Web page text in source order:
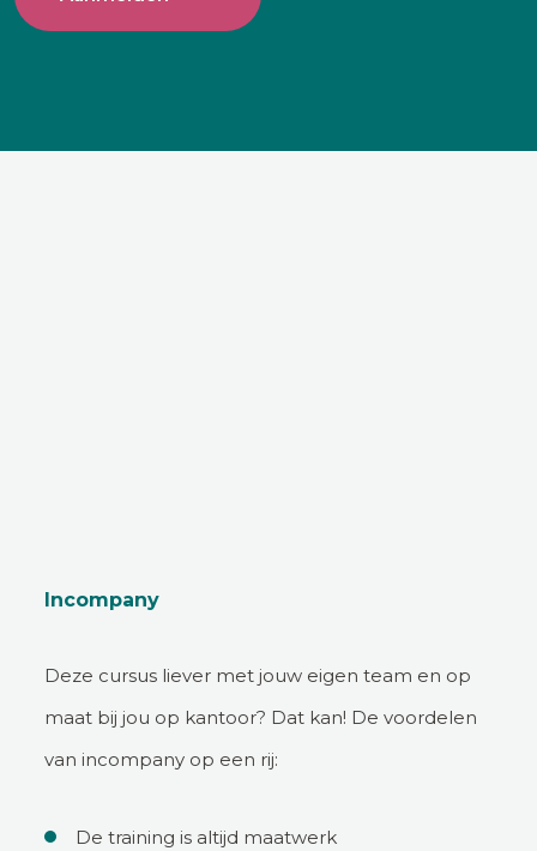
Incompany
Deze cursus liever met jouw eigen team en op
maat bij jou op kantoor? Dat kan! De voordelen
van incompany op een rij:
De training is altijd maatwerk